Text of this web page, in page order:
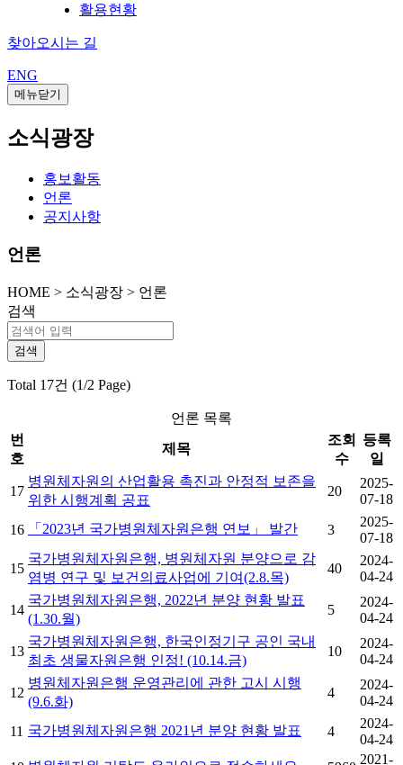
활용현황
찾아오시는 길
ENG
메뉴닫기
소식광장
홍보활동
언론
공지사항
언론
HOME > 소식광장 > 언론
검색
Total 17건 (1/2 Page)
언론 목록
번
호
제목
조회
수
등록
일
17
병원체자원의 산업활용 촉진과 안정적 보존을
위한 시행계획 공표
20
2025-
07-18
16
「2023년 국가병원체자원은행 연보」 발간 3
2025-
07-18
15
국가병원체자원은행, 병원체자원 분양으로 감
염병 연구 및 보건의료사업에 기여(2.8.목)
40
2024-
04-24
14
국가병원체자원은행, 2022년 분양 현황 발표
(1.30.월)
5
2024-
04-24
13
국가병원체자원은행, 한국인정기구 공인 국내
최초 생물자원은행 인정! (10.14.금)
10
2024-
04-24
12
병원체자원은행 운영관리에 관한 고시 시행
(9.6.화)
4
2024-
04-24
11 국가병원체자원은행 2021년 분양 현황 발표 4
2024-
04-24
2021-